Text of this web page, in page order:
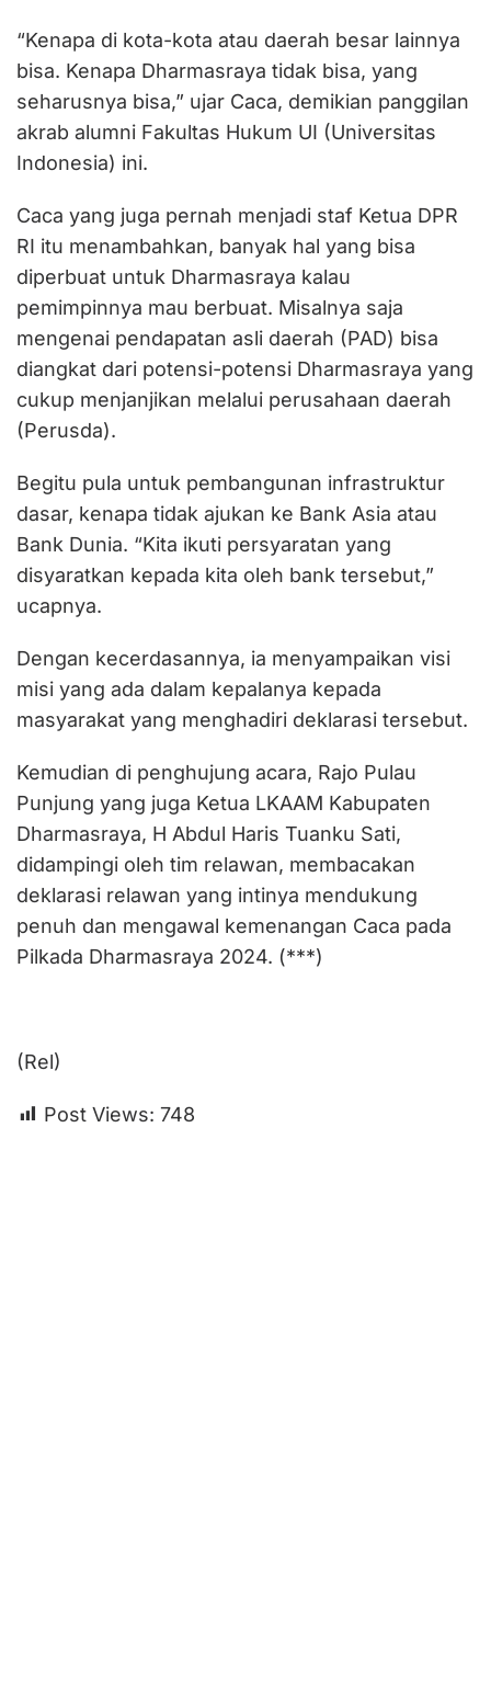
“Kenapa di kota-kota atau daerah besar lainnya
bisa. Kenapa Dharmasraya tidak bisa, yang
seharusnya bisa,” ujar Caca, demikian panggilan
akrab alumni Fakultas Hukum UI (Universitas
Indonesia) ini.
Caca yang juga pernah menjadi staf Ketua DPR
RI itu menambahkan, banyak hal yang bisa
diperbuat untuk Dharmasraya kalau
pemimpinnya mau berbuat. Misalnya saja
mengenai pendapatan asli daerah (PAD) bisa
diangkat dari potensi-potensi Dharmasraya yang
cukup menjanjikan melalui perusahaan daerah
(Perusda).
Begitu pula untuk pembangunan infrastruktur
dasar, kenapa tidak ajukan ke Bank Asia atau
Bank Dunia. “Kita ikuti persyaratan yang
disyaratkan kepada kita oleh bank tersebut,”
ucapnya.
Dengan kecerdasannya, ia menyampaikan visi
misi yang ada dalam kepalanya kepada
masyarakat yang menghadiri deklarasi tersebut.
Kemudian di penghujung acara, Rajo Pulau
Punjung yang juga Ketua LKAAM Kabupaten
Dharmasraya, H Abdul Haris Tuanku Sati,
didampingi oleh tim relawan, membacakan
deklarasi relawan yang intinya mendukung
penuh dan mengawal kemenangan Caca pada
Pilkada Dharmasraya 2024. (***)
(Rel)
Post Views: 748